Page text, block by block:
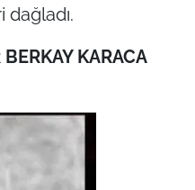
KARACA